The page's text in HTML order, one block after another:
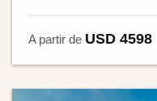
A partir de USD 4598